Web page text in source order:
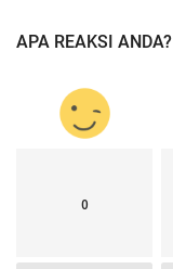
APA REAKSI ANDA?
0